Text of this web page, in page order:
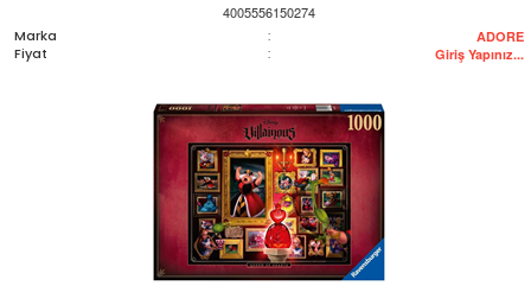
4005556150274
Marka
: ADORE
Fiyat : Giriş Yapınız...